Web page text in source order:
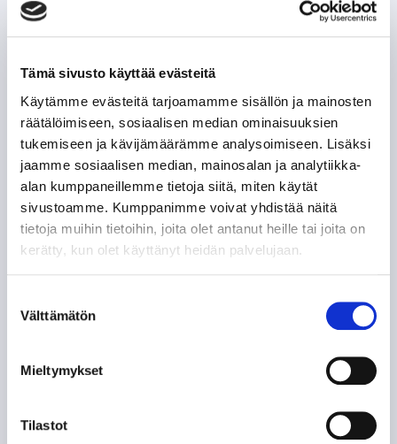
Tämä sivusto käyttää evästeitä
Käytämme evästeitä tarjoamamme sisällön ja mainosten
räätälöimiseen, sosiaalisen median ominaisuuksien
tukemiseen ja kävijämäärämme analysoimiseen. Lisäksi
jaamme sosiaalisen median, mainosalan ja analytiikka-
alan kumppaneillemme tietoja siitä, miten käytät
sivustoamme. Kumppanimme voivat yhdistää näitä
tietoja muihin tietoihin, joita olet antanut heille tai joita on
kerätty, kun olet käyttänyt heidän palvelujaan.
valinta
Välttämätön
Mieltymykset
Tilastot
04.08.
Piiparinen pelaa Tapparassa ensi
kaudella
Ostamalla kausikortin osallistut
Eppu Normaalin
jäähyväiskonsertin lippujen
arvontaan